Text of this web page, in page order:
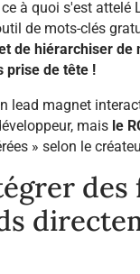
à quoi s'est attelé
de mots-clés
de hiérarchiser de
prise de tête !
lead magnet
mais le
» selon le